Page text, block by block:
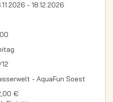
- 18.12.2026
- AquaFun Soest
€